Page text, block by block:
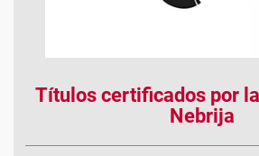
Títulos certificados por
Nebrija